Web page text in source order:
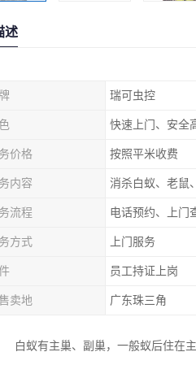
述
瑞可虫控
快速上门、安全
价格 按照平米收费
内容 消杀白蚁、老鼠
流程 电话预约、上门
方式 上门服务
员工持证上岗
卖地 广东珠三角
白蚁有主巢、副巢，一般蚁后住在